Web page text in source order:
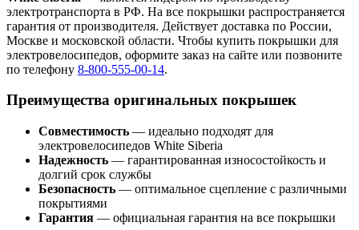
электротранспорта в РФ. На все покрышки распространяется
гарантия от производителя. Действует доставка по России,
Москве и московской области. Чтобы купить покрышки для
электровелосипедов, оформите заказ на сайте или позвоните
по телефону 8-800-555-00-14.
Преимущества оригинальных покрышек
Совместимость — идеально подходят для
электровелосипедов White Siberia
Надежность — гарантированная износостойкость и
долгий срок службы
Безопасность — оптимальное сцепление с различными
покрытиями
Гарантия — официальная гарантия на все покрышки